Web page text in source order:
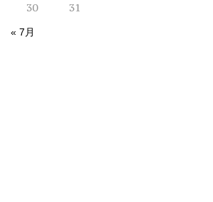
30 31
« 7月